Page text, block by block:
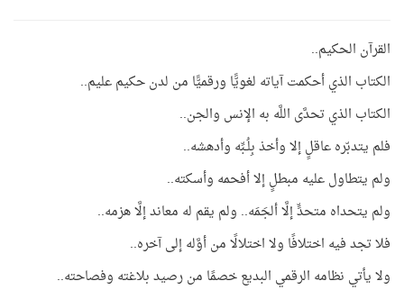
القرآن الحكيم..
الكتاب الذي أحكمت آياته لغويًّا ورقميًّا من لدن حكيم عليم..
الكتاب الذي تحدَّى اللَّه به الإنس والجن..
فلم يتدبّره عاقلٍ إلا وأخذ بِلُـبِّه وأدهشه..
ولم يتطاول عليه مبطلٍ إلا أفحمه وأسكته..
ولم يتحداه متحدٍّ إلَّا ألجَمَه.. ولم يقم له معاند إلَّا هزمه..
فلا تجد فيه اختلافًا ولا اختلالًا من أوَّله إلى آخره..
ولا يأتي نظامه الرقمي البديع خصمًا من رصيد بلاغته وفصاحته..